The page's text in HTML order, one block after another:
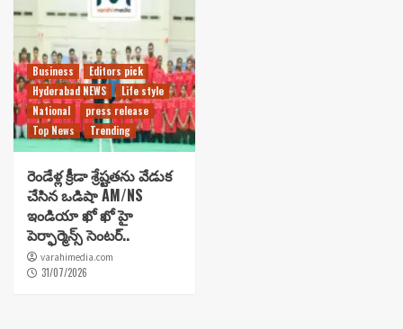
Business
Editors pick
Hyderabad NEWS
Life style
National
press release
Top News
Trending
రెండేళ్ల క్రీడా శ్రేష్టతను వేడుక
చేసిన ఒడిషా AM/NS
ఇండియా ఖో ఖో హై
పెర్ఫార్మెన్స్ సెంటర్..
varahimedia.com
31/07/2026